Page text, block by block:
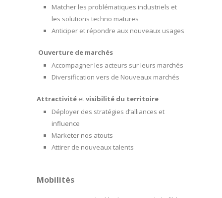
Matcher les problématiques industriels et
les solutions techno matures
Anticiper et répondre aux nouveaux usages
Ouverture de marchés
Accompagner les acteurs sur leurs marchés
Diversification vers de Nouveaux marchés
Attractivité etvisibilité du territoire
Déployer des stratégies d’alliances et
influence
Marketer nos atouts
Attirer de nouveaux talents
Mobilités